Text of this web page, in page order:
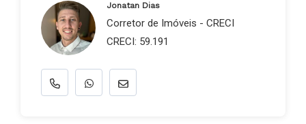
Jonatan Dias
Corretor de Imóveis - CRECI
CRECI: 59.191